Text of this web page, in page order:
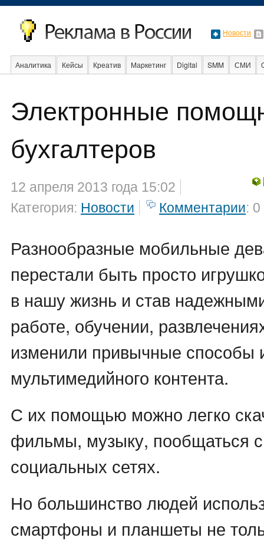
Новости
Аналитика Кейсы Креатив Маркетинг Digital SMM СМИ
Электронные
бухгалтеров
12 апреля 2013 года 15:02
Категория: Новости Комментарии: 0
Разнообразные мобильные
перестали быть просто
в нашу жизнь и став
работе, обучении,
изменили привычные способы
мультимедийного контента.
С их помощью можно легко
фильмы, музыку, пообщаться
социальных сетях.
Но большинство людей
смартфоны и планшеты не